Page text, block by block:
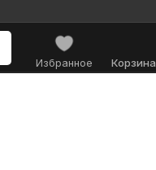
Избранное Корзина